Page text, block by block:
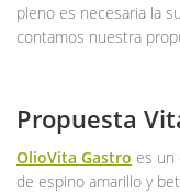
pleno es necesaria la
contamos nuestra
Propuesta
OlioVita Gastro es un
de espino amarillo y